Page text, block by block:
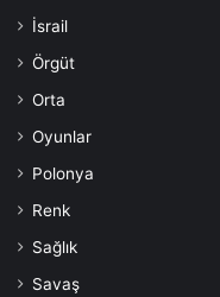
İsrail
Örgüt
Orta
Oyunlar
Polonya
Renk
Sağlık
Savaş